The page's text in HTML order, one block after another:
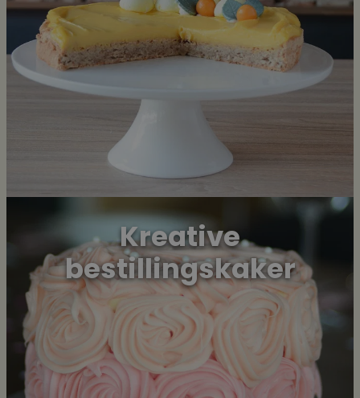
Kreative
bestillingskaker